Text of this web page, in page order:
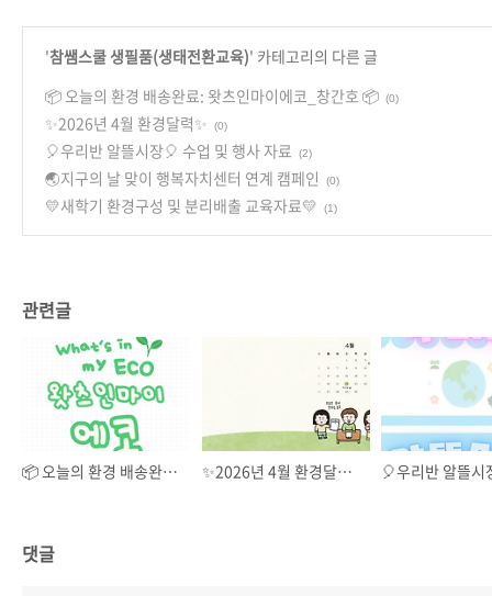
'참쌤스쿨 생필품(생태전환교육)' 카테고리의 다른 글
📦 오늘의 환경 배송완료: 왓츠인마이에코_창간호 📦 (0)
✨2026년 4월 환경달력✨ (0)
🎈우리반 알뜰시장🎈 수업 및 행사 자료 (2)
🌏지구의 날 맞이 행복자치센터 연계 캠페인 (0)
💛새학기 환경구성 및 분리배출 교육자료💛 (1)
관련글
📦 오늘의 환경 배송완료: 왓츠인마이에코_창간호 📦 ✨2026년 4월 환경달력✨
댓글